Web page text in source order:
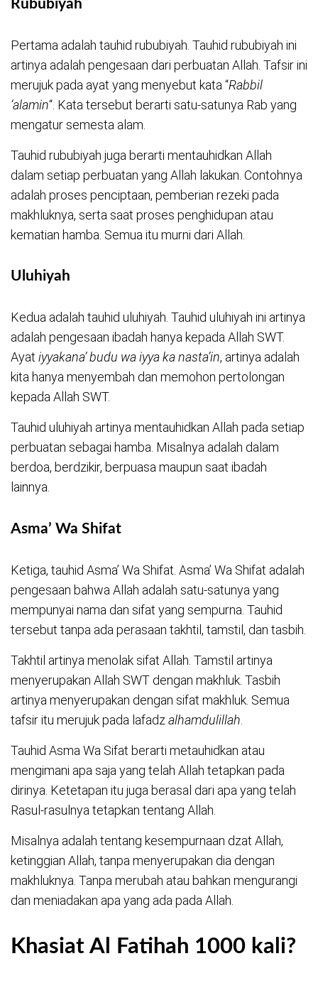
Rububiyah
Pertama adalah tauhid rububiyah. Tauhid rububiyah ini
artinya adalah pengesaan dari perbuatan Allah. Tafsir ini
merujuk pada ayat yang menyebut kata “Rabbil
‘alamin“. Kata tersebut berarti satu-satunya Rab yang
mengatur semesta alam.
Tauhid rububiyah juga berarti mentauhidkan Allah
dalam setiap perbuatan yang Allah lakukan. Contohnya
adalah proses penciptaan, pemberian rezeki pada
makhluknya, serta saat proses penghidupan atau
kematian hamba. Semua itu murni dari Allah.
Uluhiyah
Kedua adalah tauhid uluhiyah. Tauhid uluhiyah ini artinya
adalah pengesaan ibadah hanya kepada Allah SWT.
Ayat iyyakana’ budu wa iyya ka nasta’in, artinya adalah
kita hanya menyembah dan memohon pertolongan
kepada Allah SWT.
Tauhid uluhiyah artinya mentauhidkan Allah pada setiap
perbuatan sebagai hamba. Misalnya adalah dalam
berdoa, berdzikir, berpuasa maupun saat ibadah
lainnya.
Asma’ Wa Shifat
Ketiga, tauhid Asma’ Wa Shifat. Asma’ Wa Shifat adalah
pengesaan bahwa Allah adalah satu-satunya yang
mempunyai nama dan sifat yang sempurna. Tauhid
tersebut tanpa ada perasaan takhtil, tamstil, dan tasbih.
Takhtil artinya menolak sifat Allah. Tamstil artinya
menyerupakan Allah SWT dengan makhluk. Tasbih
artinya menyerupakan dengan sifat makhluk. Semua
tafsir itu merujuk pada lafadzalhamdulillah.
Tauhid Asma Wa Sifat berarti metauhidkan atau
mengimani apa saja yang telah Allah tetapkan pada
dirinya. Ketetapan itu juga berasal dari apa yang telah
Rasul-rasulnya tetapkan tentang Allah.
Misalnya adalah tentang kesempurnaan dzat Allah,
ketinggian Allah, tanpa menyerupakan dia dengan
makhluknya. Tanpa merubah atau bahkan mengurangi
dan meniadakan apa yang ada pada Allah.
Khasiat Al Fatihah 1000 kali?